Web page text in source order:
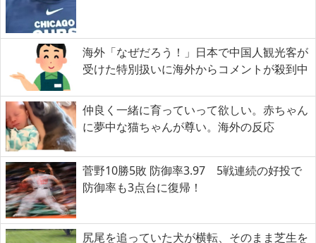
海外「なぜだろう！」日本で中国人観光客が
受けた特別扱いに海外からコメントが殺到中
仲良く一緒に育っていって欲しい。赤ちゃん
に夢中な猫ちゃんが尊い。海外の反応
菅野10勝5敗 防御率3.97 5戦連続の好投で
防御率も3点台に復帰！
尻尾を追っていた犬が横転、そのまま芝生を